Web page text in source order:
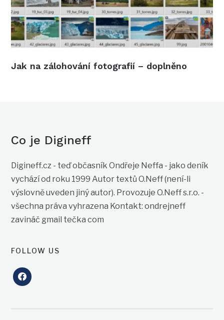
Jak na zálohování fotografií – doplněno
Co je Digineff
Digineff.cz - teď občasník Ondřeje Neffa - jako deník
vychází od roku 1999 Autor textů O.Neff (není-li
výslovně uveden jiný autor). Provozuje O.Neff s.r.o. -
všechna práva vyhrazena Kontakt: ondrejneff
zavináč gmail tečka com
FOLLOW US
facebook